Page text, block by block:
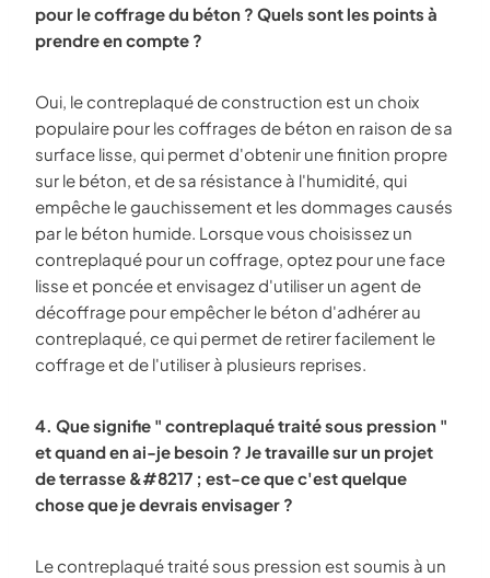
pour le coffrage du béton ? Quels sont les points à
prendre en compte ?
Oui, le contreplaqué de construction est un choix
populaire pour les coffrages de béton en raison de sa
surface lisse, qui permet d'obtenir une finition propre
sur le béton, et de sa résistance à l'humidité, qui
empêche le gauchissement et les dommages causés
par le béton humide. Lorsque vous choisissez un
contreplaqué pour un coffrage, optez pour une face
lisse et poncée et envisagez d'utiliser un agent de
décoffrage pour empêcher le béton d'adhérer au
contreplaqué, ce qui permet de retirer facilement le
coffrage et de l'utiliser à plusieurs reprises.
4. Que signifie " contreplaqué traité sous pression "
et quand en ai-je besoin ? Je travaille sur un projet
de terrasse &#8217 ; est-ce que c'est quelque
chose que je devrais envisager ?
Le contreplaqué traité sous pression est soumis à un